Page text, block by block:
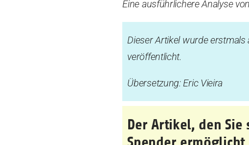
Eine ausführlichere Analyse
Dieser Artikel wurde
veröffentlicht.
Übersetzung: Eric Vieira
Der Artikel, den